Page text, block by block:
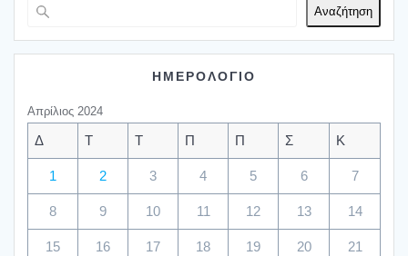
Αναζήτηση
ΗΜΕΡΟΛΟΓΙΟ
Απρίλιος 2024
Δ Τ Τ Π Π Σ Κ
1 2 3 4 5 6 7
8 9 10 11 12 13 14
15 16 17 18 19 20 21